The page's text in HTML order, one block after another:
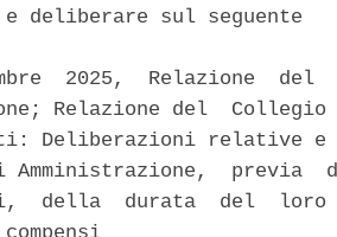
deliberare sul seguente
2025,  Relazione  del
Relazione del  Collegio
Deliberazioni relative e
Amministrazione,  previa
della  durata  del  loro